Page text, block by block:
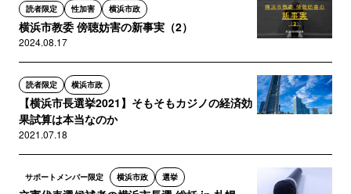
読者限定 性加害 横浜市政
横浜市教委 傍聴妨害の新事実（2）
2024.08.17
読者限定 横浜市政
【横浜市長選挙2021】そもそもカジノの経済効
果試算は本当なのか
2021.07.18
サポートメンバー限定 横浜市政 選挙